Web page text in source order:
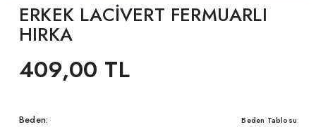
ERKEK LACİVERT FERMUARLI
HIRKA
409,00 TL
Beden: Beden Tablosu